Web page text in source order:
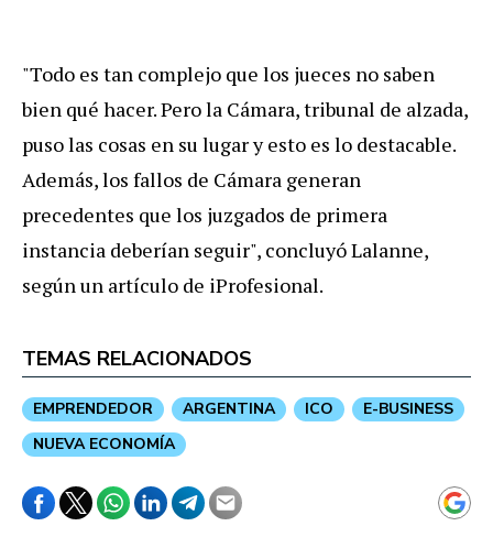
"Todo es tan complejo que los jueces no saben
bien qué hacer. Pero la Cámara, tribunal de alzada,
puso las cosas en su lugar y esto es lo destacable.
Además, los fallos de Cámara generan
precedentes que los juzgados de primera
instancia deberían seguir", concluyó Lalanne,
según un artículo de iProfesional.
TEMAS RELACIONADOS
EMPRENDEDOR ARGENTINA ICO
E-BUSINESS
NUEVA ECONOMÍA